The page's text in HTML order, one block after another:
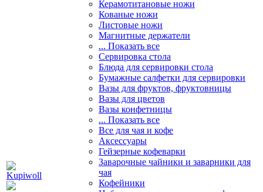
Керамотитановые ножи
Кованые ножи
Листовые ножи
Магнитные держатели
... Показать все
Сервировка стола
Блюда для сервировки стола
Бумажные салфетки для сервировки
Вазы для фруктов, фруктовницы
Вазы для цветов
Вазы конфетницы
... Показать все
Все для чая и кофе
Аксессуары
Гейзерные кофеварки
Заварочные чайники и заварники для
чая
Кофейники